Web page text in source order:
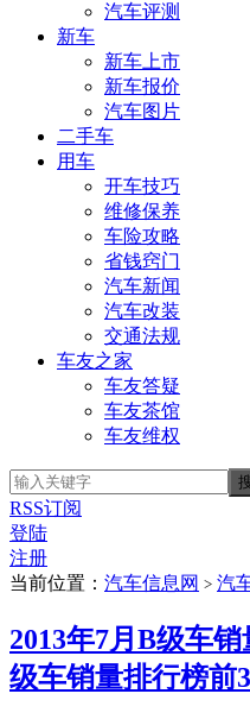
汽车评测
新车
新车上市
新车报价
汽车图片
二手车
用车
开车技巧
维修保养
车险攻略
省钱窍门
汽车新闻
汽车改装
交通法规
车友之家
车友答疑
车友茶馆
车友维权
RSS订阅
登陆
注册
当前位置： 汽车信息网 > 汽
2013年7月B级车
级车销量排行榜前